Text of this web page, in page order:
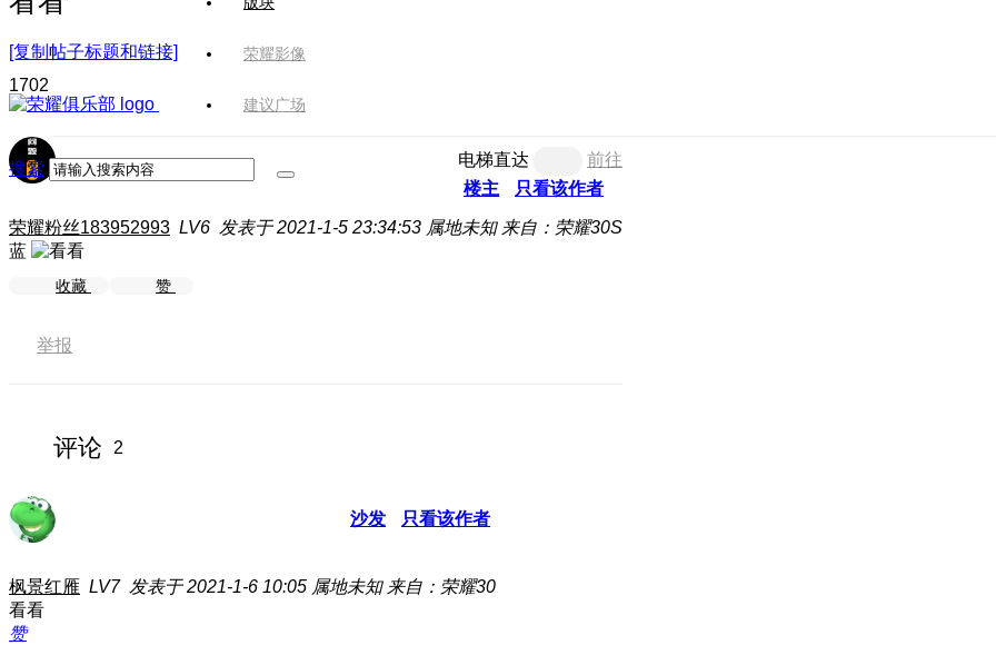
荣耀影像
建议广场
搜索
[复制帖子标题和链接]
1702
电梯直达
前往
楼主
只看该作者
荣耀粉丝183952993 LV6 发表于 2021-1-5 23:34:53 属地未知 来自：荣耀30S
蓝
收藏 赞
举报
评论 2
沙发 只看该作者
枫景红雁 LV7 发表于 2021-1-6 10:05 属地未知 来自：荣耀30
看看
赞